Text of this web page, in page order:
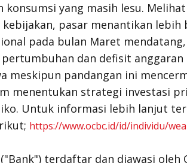
yang masih lesu.
kebijakan, pasar menantikan
pada bulan Maret
dan defisit anggaran
meskipun pandangan ini
menentukan strategi investasi
Untuk informasi lebih lanjut
https://www.ocbc.id/id/individu/
terdaftar dan diawasi oleh